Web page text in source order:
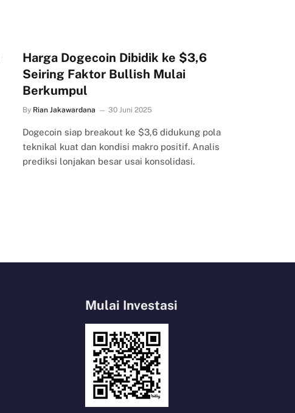
Harga Dogecoin Dibidik ke $3,6
Seiring Faktor Bullish Mulai
Berkumpul
By Rian Jakawardana 30 Juni 2025
Dogecoin siap breakout ke $3,6 didukung pola
teknikal kuat dan kondisi makro positif. Analis
prediksi lonjakan besar usai konsolidasi.
Mulai Investasi